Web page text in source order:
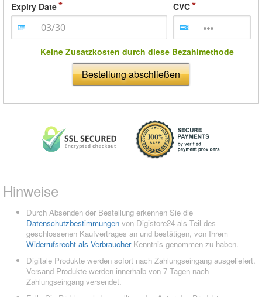
Expiry Date CVC
Keine Zusatzkosten durch diese Bezahlmethode
Bestellung abschließen
Hinweise
Durch Absenden der Bestellung erkennen Sie die
Datenschutzbestimmungen von Digistore24 als Teil des
geschlossenen Kaufvertrages an und bestätigen, von Ihrem
Widerrufsrecht als VerbraucherKenntnis genommen zu haben.
Digitale Produkte werden sofort nach Zahlungseingang ausgeliefert.
Versand-Produkte werden innerhalb von 7 Tagen nach
Zahlungseingang versendet.